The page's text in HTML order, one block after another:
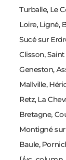
Turballe, Le
Loire, Ligné,
Sucé sur
Clisson,
Geneston,
Mallville,
Retz, La
Bretagne,
Montigné
Baule,